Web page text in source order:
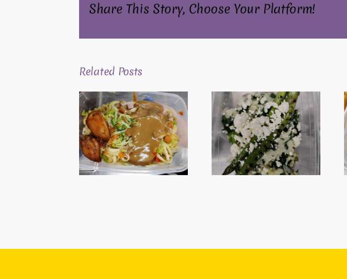
Share This Story, Choose Your Platform!
Related Posts